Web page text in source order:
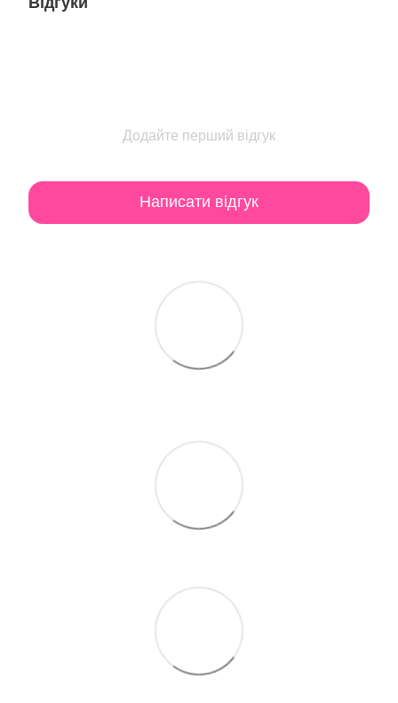
Додайте перший відгук
Написати відгук